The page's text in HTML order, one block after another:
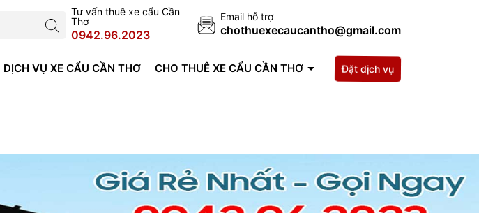
Tư vấn thuê xe cẩu Cần
Thơ
0942.96.2023
Email hỗ trợ
chothuexecaucantho@gmail.com
DỊCH VỤ XE CẨU CẦN THƠ CHO THUÊ XE CẨU CẦN THƠ TIN TỨC LIÊN HỆ
Đặt dịch vụ